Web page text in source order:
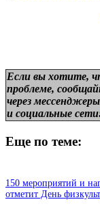
Если вы хотите,
проблеме,
через
и социальные
Еще по теме:
150 мероприятий и
отметит День